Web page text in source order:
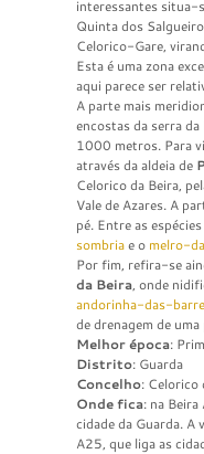
interessantes situa-
Quinta dos
Celorico-Gare,
Esta é uma zona
aqui parece ser
A parte mais
encostas da serra
1000 metros. Para
através da aldeia de
Celorico da Beira,
Vale de Azares. A
pé. Entre as
sombriae o melro-
Por fim, refira-se
da Beira, onde
andorinha-das-
de drenagem de uma
Melhor época:
Distrito: Guarda
Concelho: Celorico
Onde fica: na
cidade da Guarda. A
A25, que liga as